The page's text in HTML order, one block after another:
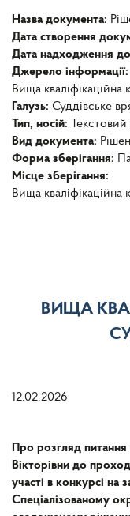
Назва документа:
Дата створення
Дата надходження
Джерело інформації:
Вища кваліфікаційна
Галузь: Суддівське
Тип, носій:
Вид документа:
Форма зберігання:
Місце зберігання:
Вища кваліфікаційна
ВИЩА
12.02.2026
Про розгляд питання
Вікторівни до
участі в конкурсі на
Спеціалізованому